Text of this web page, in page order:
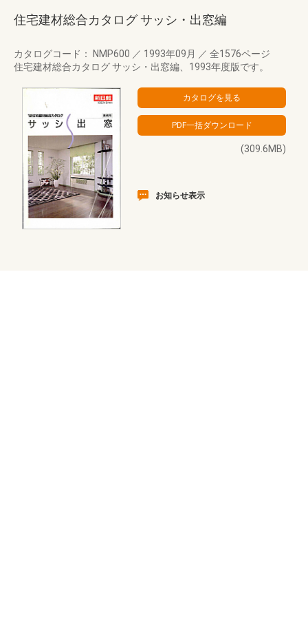
住宅建材総合カタログ サッシ・出窓編
カタログコード： NMP600 ／ 1993年09月 ／ 全1576ページ
住宅建材総合カタログ サッシ・出窓編、1993年度版です。
(309.6MB)
お知らせ表示